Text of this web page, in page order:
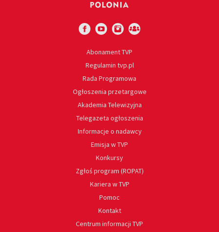
Abonament TVP
Regulamin tvp.pl
Rada Programowa
Ogłoszenia przetargowe
Akademia Telewizyjna
Telegazeta ogłoszenia
Informacje o nadawcy
Emisja w TVP
Konkursy
Zgłoś program (ROPAT)
Kariera w TVP
Pomoc
Kontakt
Centrum informacji TVP